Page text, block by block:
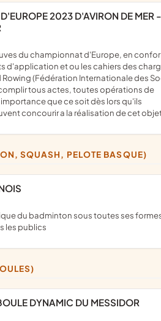
d'application et ou les cahiers des
Rowing (Fédération Internationale des
tous actes, toutes opérations de
que ce soit dès lors qu'ils
concourir a la réalisation de cet
SQUASH, PELOTE BASQUE)
les publics
DYNAMIC DU MESSIDOR